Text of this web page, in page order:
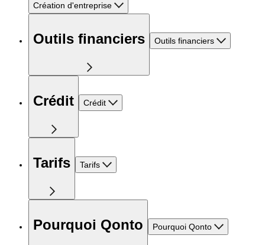
Création d'entreprise
Outils financiers Outils financiers
Crédit Crédit
Tarifs Tarifs
Pourquoi Qonto Pourquoi Qonto